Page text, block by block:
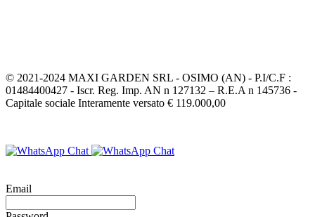
© 2021-2024 MAXI GARDEN SRL - OSIMO (AN) - P.I/C.F :
01484400427 - Iscr. Reg. Imp. AN n 127132 – R.E.A n 145736 -
Capitale sociale Interamente versato € 119.000,00
Email